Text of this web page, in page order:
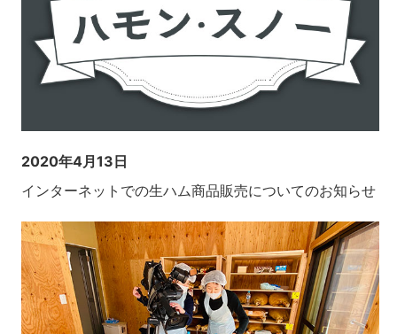
2020年4月13日
インターネットでの生ハム商品販売についてのお知らせ